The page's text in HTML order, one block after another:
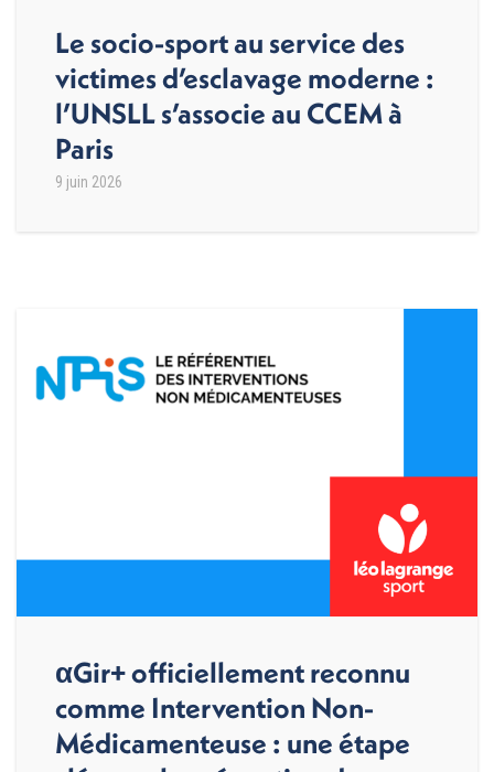
Le socio-sport au service des
victimes d’esclavage moderne :
l’UNSLL s’associe au CCEM à
Paris
9 juin 2026
αGir+ officiellement reconnu
comme Intervention Non-
Médicamenteuse : une étape